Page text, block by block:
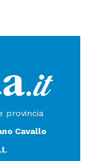
provincia
Cavallo